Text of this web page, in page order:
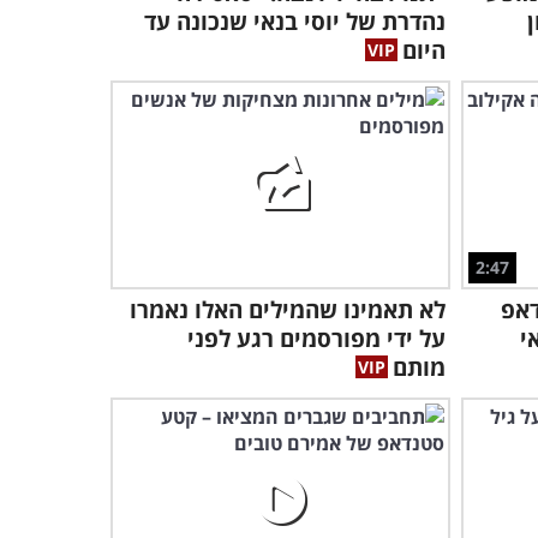
9:37
הצד המצחיק של הפרידה:
סטנדאפ חסר מעצורים של
צפו בילדה שהצליחה להפתיע
את אבא שלה עם טריק מבריק
סטנדאפ שנון על תקופת הילדות, ההורות
שביניהן
3:27
קורע מצחוק: צפו בתגובתם
של חתולים למפגש ראשון עם
מלפפון!
אתם חייבים לראות מה קרה
לבחור שיצא לסקי במציאות
נהדרת של יוסי בנאי שנכונה עד
היום
2:47
לא תאמינו שהמילים האלו נאמרו
על ידי מפורסמים רגע לפני
מותם